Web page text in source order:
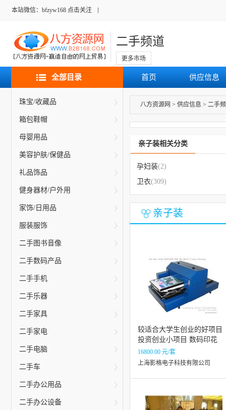
本站微信：bfzyw168 点击关注
二手频道
更多市场
全部目录 首页 供应信息
珠宝/收藏品
箱包鞋帽
母婴用品
美容护肤/保健品
礼品饰品
健身器材/户外用
家饰/日用品
服装服饰
二手图书音像
二手数码产品
二手手机
二手乐器
二手家具
二手家电
二手电脑
二手车
二手办公用品
二手办公设备
八方资源网 > 供应信息 > 二手
亲子装相关分类
孕妇装(2)
卫衣(309)
亲子装
较适合大学生创业的好项目
投资创业小项目 数码印花
16800.00 元/套
上海影格电子科技有限公司